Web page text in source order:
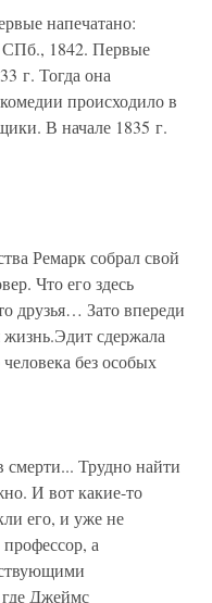
напечатано:
СПб., 1842. Первые
г. Тогда она
происходило в
В начале 1835 г.
Ремарк собрал свой
Что его здесь
друзья… Зато впереди
жизнь.Эдит сдержала
без особых
Трудно найти
И вот какие-то
его, и уже не
а
Джеймс